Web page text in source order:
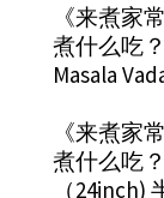
《来煮家
煮什么吃
Masala
《来煮家
煮什么吃
（